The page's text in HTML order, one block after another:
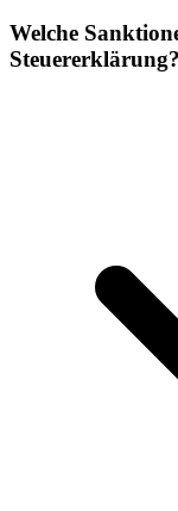
Welche
Steuererklärung?